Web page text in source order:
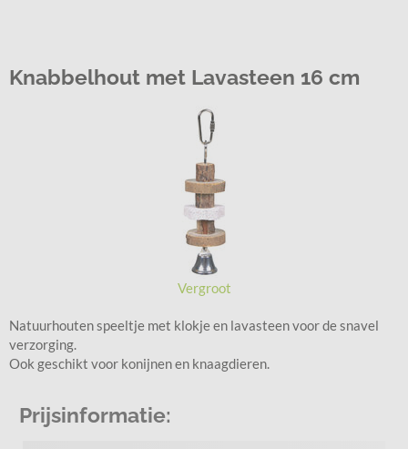
Knabbelhout met Lavasteen 16 cm
Vergroot
Natuurhouten speeltje met klokje en lavasteen voor de snavel
verzorging.
Ook geschikt voor konijnen en knaagdieren.
Prijsinformatie: